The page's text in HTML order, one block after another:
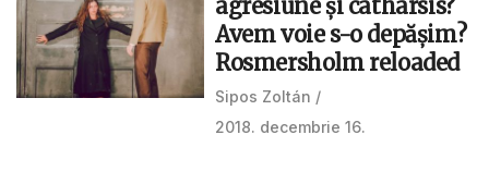
agresiune și catharsis?
Avem voie s-o depășim?
Rosmersholm reloaded
Sipos Zoltán
2018. decembrie 16.